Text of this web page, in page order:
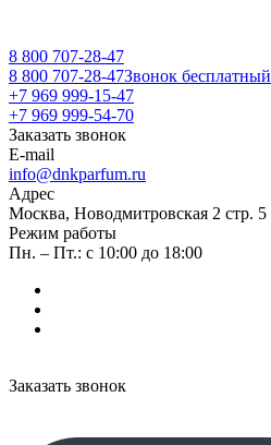
8 800 707-28-47
8 800 707-28-47Звонок бесплатный
+7 969 999-15-47
+7 969 999-54-70
Заказать звонок
E-mail
info@dnkparfum.ru
Адрес
Москва, Новодмитровская 2 стр. 5
Режим работы
Пн. – Пт.: с 10:00 до 18:00
Заказать звонок